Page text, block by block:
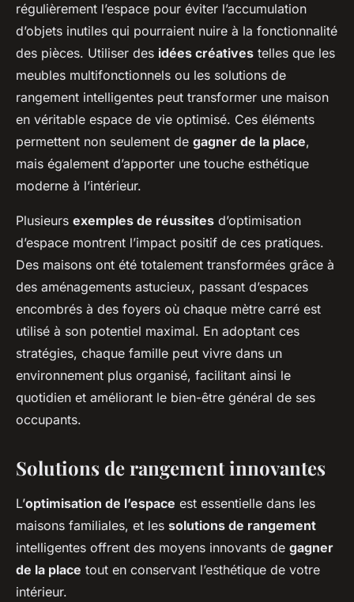
régulièrement l’espace pour éviter l’accumulation
d’objets inutiles qui pourraient nuire à la fonctionnalité
des pièces. Utiliser des idées créatives telles que les
meubles multifonctionnels ou les solutions de
rangement intelligentes peut transformer une maison
en véritable espace de vie optimisé. Ces éléments
permettent non seulement de gagner de la place,
mais également d’apporter une touche esthétique
moderne à l’intérieur.
Plusieurs exemples de réussites d’optimisation
d’espace montrent l’impact positif de ces pratiques.
Des maisons ont été totalement transformées grâce à
des aménagements astucieux, passant d’espaces
encombrés à des foyers où chaque mètre carré est
utilisé à son potentiel maximal. En adoptant ces
stratégies, chaque famille peut vivre dans un
environnement plus organisé, facilitant ainsi le
quotidien et améliorant le bien-être général de ses
occupants.
Solutions de rangement innovantes
L’optimisation de l’espace est essentielle dans les
maisons familiales, et les solutions de rangement
intelligentes offrent des moyens innovants de gagner
de la place tout en conservant l’esthétique de votre
intérieur.